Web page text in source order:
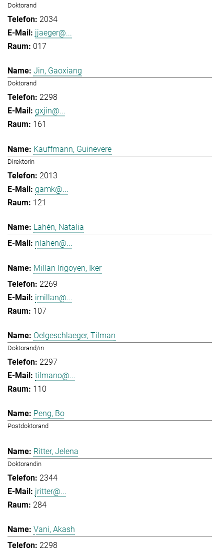
Doktorand
2034
jjaeger@...
017
Jin, Gaoxiang
Doktorand
2298
gxjin@...
161
Kauffmann, Guinevere
Direktorin
2013
gamk@...
121
Lahén, Natalia
nlahen@...
Millan Irigoyen, Iker
2269
imillan@...
107
Oelgeschlaeger, Tilman
Doktorand/in
2297
tilmano@...
110
Peng, Bo
Postdoktorand
Ritter, Jelena
Doktorandin
2344
jritter@...
284
Vani, Akash
2298